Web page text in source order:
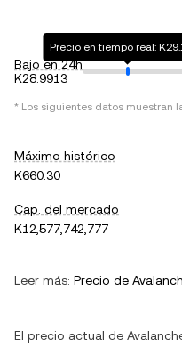
Bajo en 24h
K28.9913
Precio en tiempo real:
* Los siguientes datos muestran
Máximo histórico
K660.30
Cap. del mercado
K12,577,742,777
Leer más: Precio de
El precio actual de